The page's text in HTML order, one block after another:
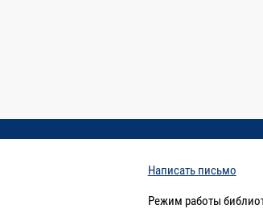
Написать письмо
Режим работы